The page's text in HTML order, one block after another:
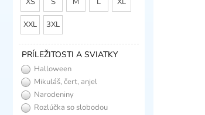
XXL 3XL
PRÍLEŽITOSTI A SVIATKY
Halloween
Mikuláš, čert, anjel
Narodeniny
Rozlúčka so slobodou